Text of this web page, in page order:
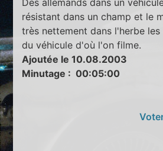
Des allemands dans un
résistant dans un champ et le
très nettement dans l'herbe
du véhicule d'où l'on filme.
Ajoutée le 10.08.2003
Minutage : 00:05:00